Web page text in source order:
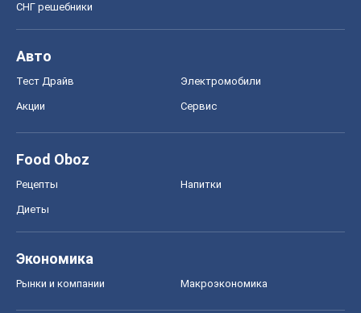
СНГ решебники
Авто
Тест Драйв Электромобили
Акции Сервис
Food Oboz
Рецепты Напитки
Диеты
Экономика
Рынки и компании Mакроэкономика